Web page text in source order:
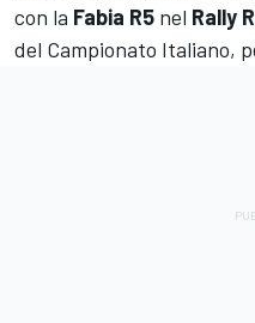
con la Fabia R5 nel Rally
del Campionato Italiano,